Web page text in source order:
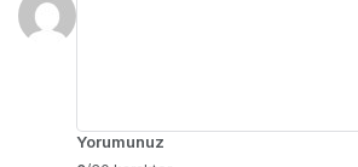
Yorumunuz